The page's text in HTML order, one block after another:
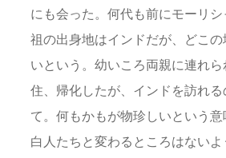
にも会った。何代も前にモーリ
祖の出身地はインドだが、どこ
いという。幼いころ両親に連れ
住、帰化したが、インドを訪れ
て。何もかもが物珍しいという
白人たちと変わるところはないよ